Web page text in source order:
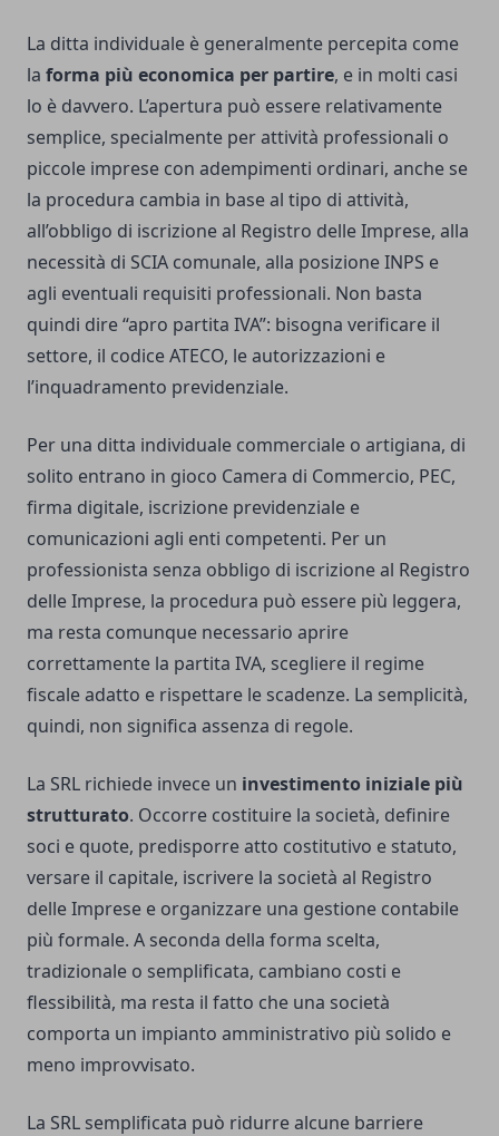
La ditta individuale è generalmente percepita come
la forma più economica per partire, e in molti casi
lo è davvero. L’apertura può essere relativamente
semplice, specialmente per attività professionali o
piccole imprese con adempimenti ordinari, anche se
la procedura cambia in base al tipo di attività,
all’obbligo di iscrizione al Registro delle Imprese, alla
necessità di SCIA comunale, alla posizione INPS e
agli eventuali requisiti professionali. Non basta
quindi dire “apro partita IVA”: bisogna verificare il
settore, il codice ATECO, le autorizzazioni e
l’inquadramento previdenziale.
Per una ditta individuale commerciale o artigiana, di
solito entrano in gioco Camera di Commercio, PEC,
firma digitale, iscrizione previdenziale e
comunicazioni agli enti competenti. Per un
professionista senza obbligo di iscrizione al Registro
delle Imprese, la procedura può essere più leggera,
ma resta comunque necessario aprire
correttamente la partita IVA, scegliere il regime
fiscale adatto e rispettare le scadenze. La semplicità,
quindi, non significa assenza di regole.
La SRL richiede invece un investimento iniziale più
strutturato. Occorre costituire la società, definire
soci e quote, predisporre atto costitutivo e statuto,
versare il capitale, iscrivere la società al Registro
delle Imprese e organizzare una gestione contabile
più formale. A seconda della forma scelta,
tradizionale o semplificata, cambiano costi e
flessibilità, ma resta il fatto che una società
comporta un impianto amministrativo più solido e
meno improvvisato.
La SRL semplificata può ridurre alcune barriere